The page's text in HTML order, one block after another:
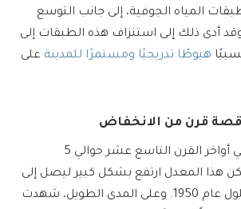
المياه الجوفية، إلى جانب التوسع
أدى ذلك إلى استنزاف هذه الطبقات إلى
هبوطًا تدريجيًا ومستمرًا للمدينة على
قرن من الانخفاض
كان معدل الهبوط في أواخر القرن التاسع عشر حوالي 5
هذا المعدل ارتفع بشكل كبير ليصل إلى
نحو 45 سنتيمترًا بحلول عام 1950. وعلى المدى الطويل، شهدت